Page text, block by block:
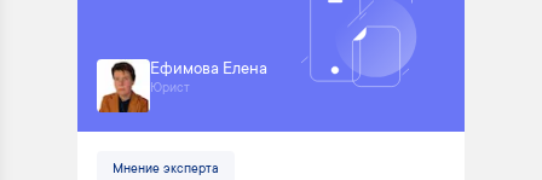
Ефимова Елена
Юрист
Мнение эксперта